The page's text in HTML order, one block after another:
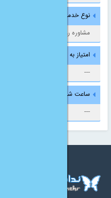
نوع خدمات مشاوره :
مشاوره روانشناسی
امتیاز به مرکز مشاوره از 5 :
---
ساعت شروع به کار :
---